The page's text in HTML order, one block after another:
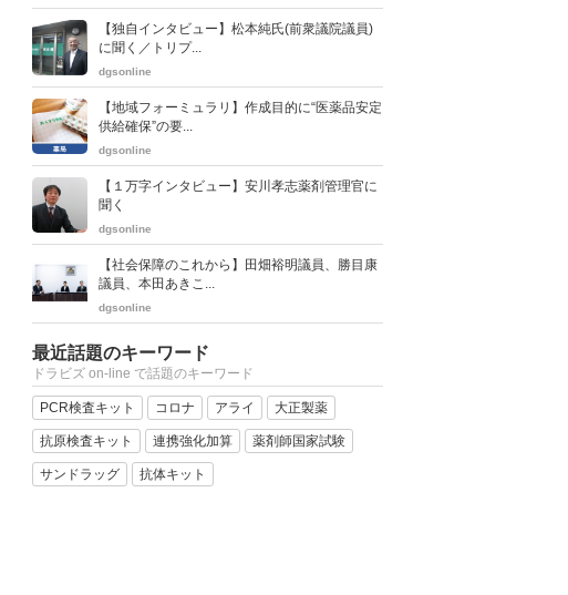
【独自インタビュー】松本純氏(前衆議院議員)
に聞く／トリプ...
dgsonline
【地域フォーミュラリ】作成目的に“医薬品安定
供給確保”の要...
dgsonline
【１万字インタビュー】安川孝志薬剤管理官に
聞く
dgsonline
【社会保障のこれから】田畑裕明議員、勝目康
議員、本田あきこ...
dgsonline
最近話題のキーワード
ドラビズ on-line で話題のキーワード
PCR検査キット コロナ アライ 大正製薬
抗原検査キット 連携強化加算 薬剤師国家試験
サンドラッグ 抗体キット